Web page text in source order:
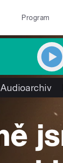
Program
Audioarchiv